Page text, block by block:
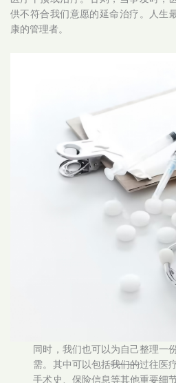
供不符合我们意愿的延命治疗。人生
康的管理者。
同时，我们也可以为自己整理一
需。其中可以包括我们的过往医
手术史、保险信息等其他重要细